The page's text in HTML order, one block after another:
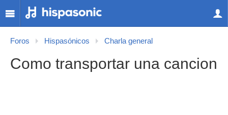
Foros Hispasónicos Charla general
Como transportar una cancion